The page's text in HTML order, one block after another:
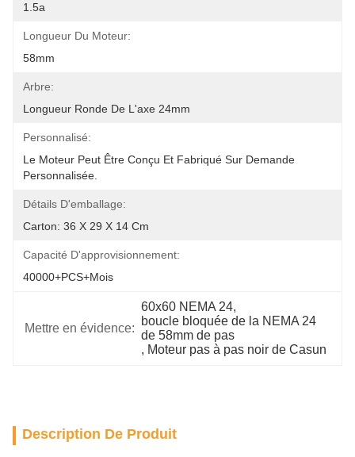
1.5a
Longueur Du Moteur:
58mm
Arbre:
Longueur Ronde De L'axe 24mm
Personnalisé:
Le Moteur Peut Être Conçu Et Fabriqué Sur Demande
Personnalisée.
Détails D'emballage:
Carton: 36 X 29 X 14 Cm
Capacité D'approvisionnement:
40000+PCS+mois
Mettre en évidence:
60x60 NEMA 24,
boucle bloquée de la NEMA 24
de 58mm de pas
, Moteur pas à pas noir de Casun
Description De Produit